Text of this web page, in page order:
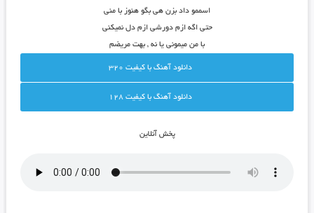
اسممو داد بزن هی بگو هنوز با منی
حتی اگه ازم دورشی ازم دل نمیکنی
با من میمونی یا نه , بهت مریضم
دانلود آهنگ با کيفيت 320
دانلود آهنگ با کيفيت 128
پخش آنلاين